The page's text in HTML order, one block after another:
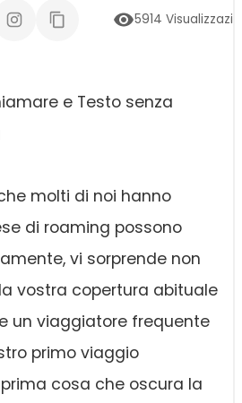
5914
e Testo senza
molti di noi hanno
di roaming possono
vi sorprende non
vostra copertura abituale
un viaggiatore frequente
primo viaggio
cosa che oscura la